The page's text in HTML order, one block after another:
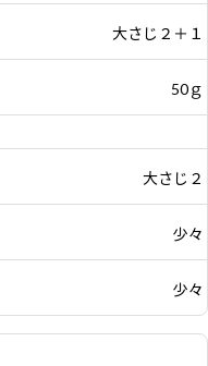
大さじ２＋１
50ｇ
大さじ２
少々
少々